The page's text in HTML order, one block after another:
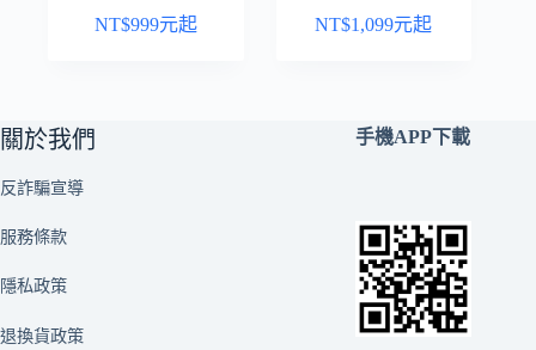
NT$999元起 NT$1,099元起
關於我們
反詐騙宣導
服務條款
隱私政策
退換貨政策
手機APP下載